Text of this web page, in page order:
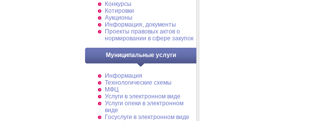
Конкурсы
Котировки
Аукционы
Информация, документы
Проекты правовых актов о
нормировании в сфере закупок
Муниципальные услуги
Информация
Технологические схемы
МФЦ
Услуги в электронном виде
Услуги опеки в электронном
виде
Госуслуги в электронном виде